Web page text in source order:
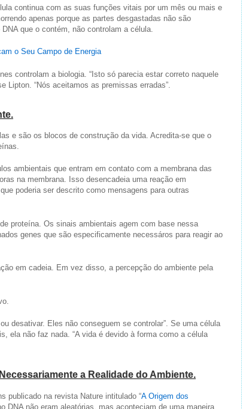
continua com as suas funções vitais por um mês ou mais e
apenas porque as partes desgastadas não são
que o contém, não controlam a célula.
o Seu Campo de Energia
controlam a biologia. “Isto só parecia estar correto naquele
Lipton. “Nós aceitamos as premissas erradas”.
e são os blocos de construção da vida. Acredita-se que o
ambientais que entram em contato com a membrana das
na membrana. Isso desencadeia uma reação em
poderia ser descrito como mensagens para outras
proteína. Os sinais ambientais agem com base nessa
genes que são especificamente necessáros para reagir ao
em cadeia. Em vez disso, a percepção do ambiente pela
desativar. Eles não conseguem se controlar”. Se uma célula
ela não faz nada. “A vida é devido à forma como a célula
a Realidade do Ambiente.
publicado na revista Nature intitulado “A Origem dos
DNA não eram aleatórias, mas aconteciam de uma maneira